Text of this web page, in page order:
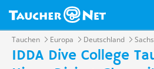
Tauchen Europa Deutschland
IDDA Dive College